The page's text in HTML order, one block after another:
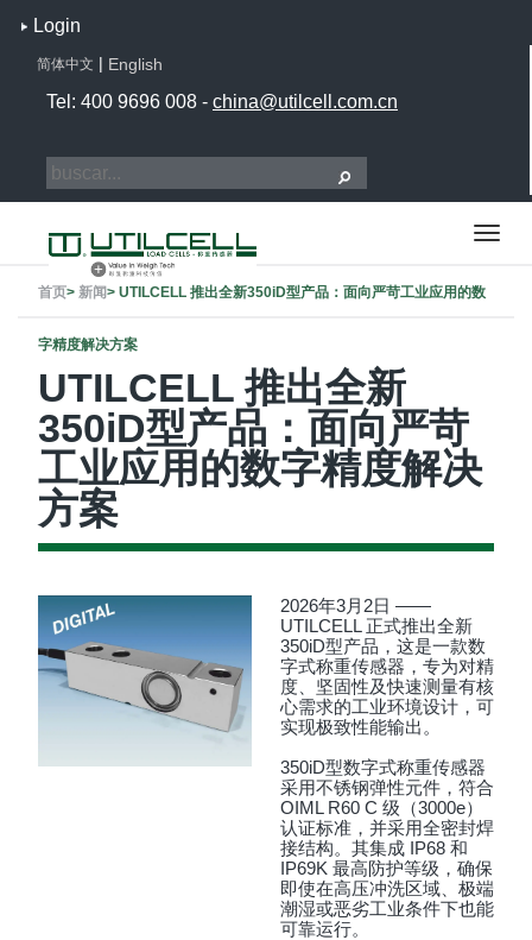
Login
简体中文 | English
Tel: 400 9696 008 - china@utilcell.com.cn
首页> 新闻> UTILCELL 推出全新350iD型产品：面向严苛工业应用的数
字精度解决方案
UTILCELL 推出全新
350iD型产品：面向严苛
工业应用的数字精度解决
方案
2026年3月2日 ——
UTILCELL 正式推出全新
350iD型产品，这是一款数
字式称重传感器，专为对精
度、坚固性及快速测量有核
心需求的工业环境设计，可
实现极致性能输出。
350iD型数字式称重传感器
采用不锈钢弹性元件，符合
OIML R60 C 级（3000e）
认证标准，并采用全密封焊
接结构。其集成 IP68 和
IP69K 最高防护等级，确保
即使在高压冲洗区域、极端
潮湿或恶劣工业条件下也能
可靠运行。